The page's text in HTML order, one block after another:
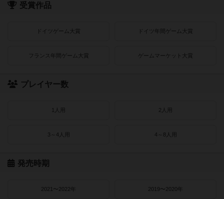
受賞作品
ドイツゲーム大賞 ドイツ年間ゲーム大賞
フランス年間ゲーム大賞 ゲームマーケット大賞
プレイヤー数
1人用 2人用
3～4人用 4～8人用
発売時期
2021〜2022年 2019〜2020年